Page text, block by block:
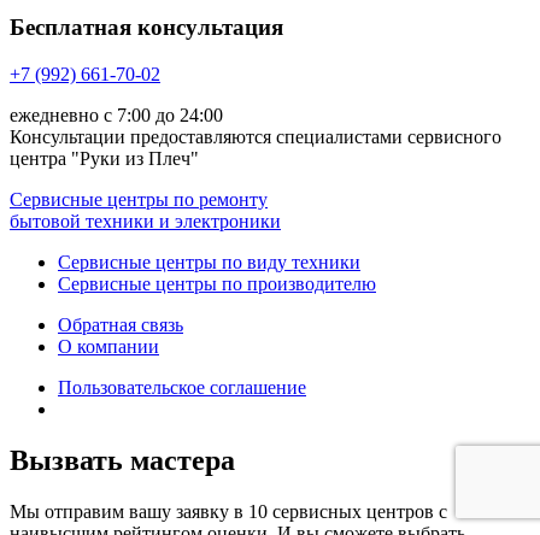
Бесплатная консультация
+7 (992) 661-70-02
ежедневно с 7:00 до 24:00
Консультации предоставляются специалистами сервисного
центра "Руки из Плеч"
Сервисные центры по ремонту
бытовой техники и электроники
Сервисные центры по виду техники
Сервисные центры по производителю
Обратная связь
О компании
Пользовательское соглашение
Вызвать мастера
Мы отправим вашу заявку в 10 сервисных центров с